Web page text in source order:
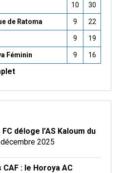
10 30
de Ratoma 9 22
9 19
Féminin 9 16
déloge l’AS Kaloum du
2025
: le Horoya AC